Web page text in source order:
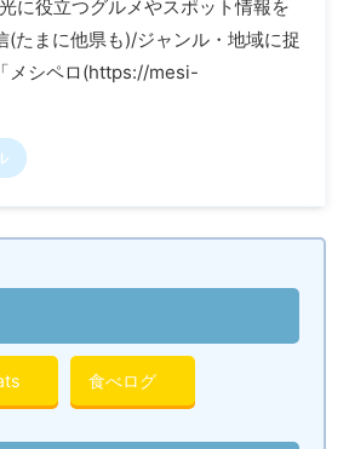
に役立つグルメやスポット情報を
たまに他県も)/ジャンル・地域に捉
メシペロ(https://mesi-
食べログ